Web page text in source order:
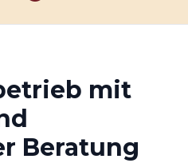
mit
Beratung